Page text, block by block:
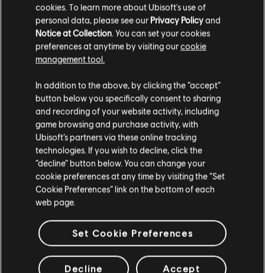
고객님은 미국에 위치하고 있다고 생각합니다.
구매를 위해 로컬 지역의 상점을 방문하십시오.
현재 스토어 유지
위치 업데이트
cookies. To learn more about Ubisoft's use of
personal data, please see our Privacy Policyand
Notice at Collection . You can set your cookies
preferences at anytime by visiting ourcookie
management tool.
In addition to the above, by clicking the “accept”
button below you specifically consent to sharing
and recording of your website activity, including
game browsing and purchase activity, with
Ubisoft’s partners via these online tracking
technologies. If you wish to decline, click the
“decline” button below. You can change your
cookie preferences at any time by visiting the “Set
Cookie Preferences” link on the bottom of each
web page.
Set Cookie Preferences
Decline Accept